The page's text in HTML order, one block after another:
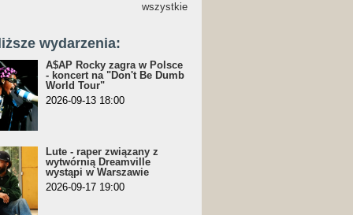
wszystkie
wydarzenia:
A$AP Rocky zagra w Polsce
- koncert na "Don't Be Dumb
World Tour"
2026-09-13 18:00
Lute - raper związany z
wytwórnią Dreamville
wystąpi w Warszawie
2026-09-17 19:00